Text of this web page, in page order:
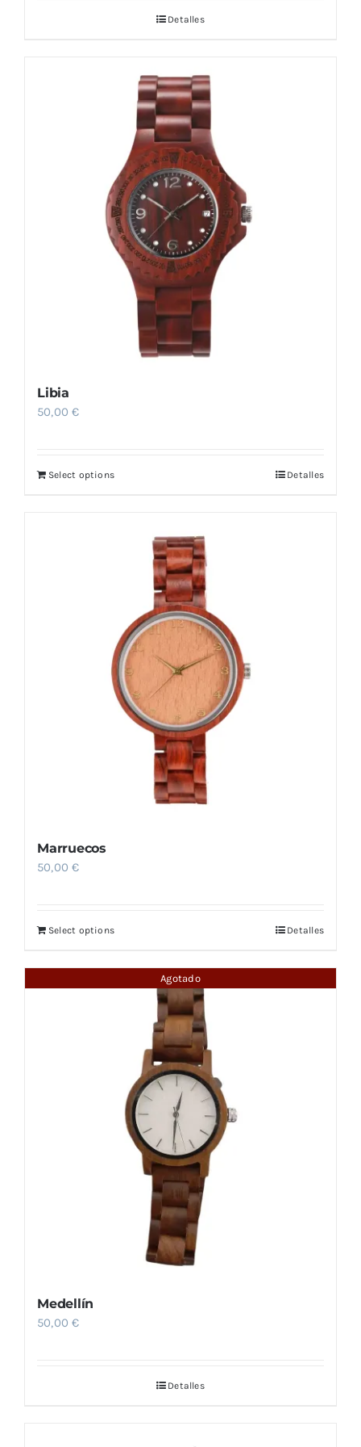
Detalles
Libia
50,00€
Select options Detalles
Marruecos
50,00€
Select options Detalles
Agotado
Medellín
50,00€
Detalles